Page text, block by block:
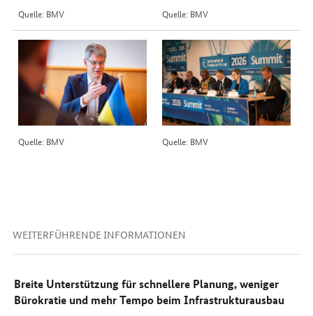
Quelle: BMV Quelle: BMV
Quelle: BMV Quelle: BMV
WEITERFÜHRENDE INFORMATIONEN
Breite Unterstützung für schnellere Planung, weniger
Bürokratie und mehr Tempo beim Infrastrukturausbau